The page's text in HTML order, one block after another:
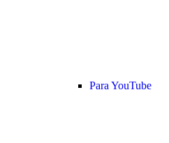
Para YouTube